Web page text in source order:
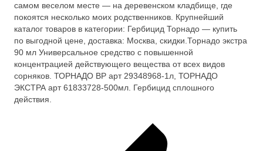
самом веселом месте — на деревенском кладбище, где
покоятся несколько моих родственников. Крупнейший
каталог товаров в категории: Гербицид Торнадо — купить
по выгодной цене, доставка: Москва, скидки.Торнадо экстра
90 мл Универсальное средство с повышенной
концентрацией действующего вещества от всех видов
сорняков. ТОРНАДО ВР арт 29348968-1л, ТОРНАДО
ЭКСТРА арт 61833728-500мл. Гербицид сплошного
действия.